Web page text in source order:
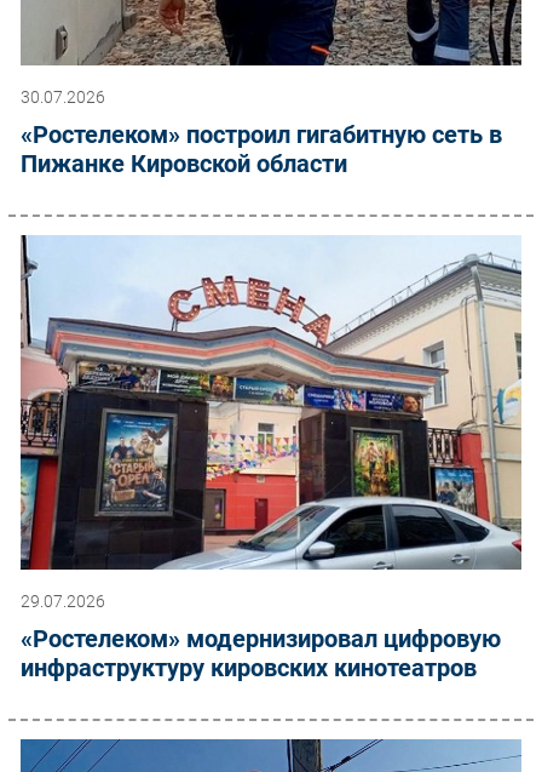
30.07.2026
«Ростелеком» построил гигабитную сеть в
Пижанке Кировской области
29.07.2026
«Ростелеком» модернизировал цифровую
инфраструктуру кировских кинотеатров